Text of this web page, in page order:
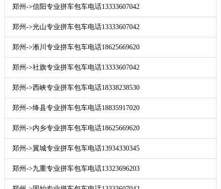
郑州->信阳专业拼车包车电话13333607042
郑州->光山专业拼车包车电话13333607042
郑州->淅川专业拼车包车电话18625669620
郑州->社旗专业拼车包车电话13333607042
郑州->西峡专业拼车包车电话18338238530
郑州->绛县专业拼车包车电话18835917020
郑州->内乡专业拼车包车电话18625669620
郑州->翼城专业拼车包车电话13934330345
郑州->九重专业拼车包车电话13323696203